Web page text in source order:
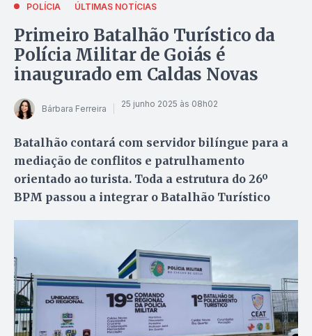
POLÍCIA ÚLTIMAS NOTÍCIAS
Primeiro Batalhão Turístico da
Polícia Militar de Goiás é
inaugurado em Caldas Novas
Bárbara Ferreira 25 junho 2025 às 08h02
Batalhão contará com servidor bilíngue para a
mediação de conflitos e patrulhamento
orientado ao turista. Toda a estrutura do 26º
BPM passou a integrar o Batalhão Turístico